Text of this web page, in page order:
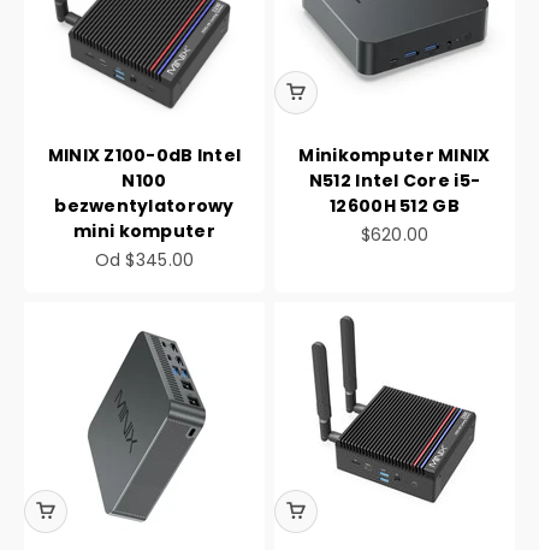
MINIX Z100-0dB Intel
N100
bezwentylatorowy
mini komputer
Cena promocyjna
Od$345.00
Minikomputer MINIX
N512 Intel Core i5-
12600H 512 GB
Cena promocyjna
$620.00